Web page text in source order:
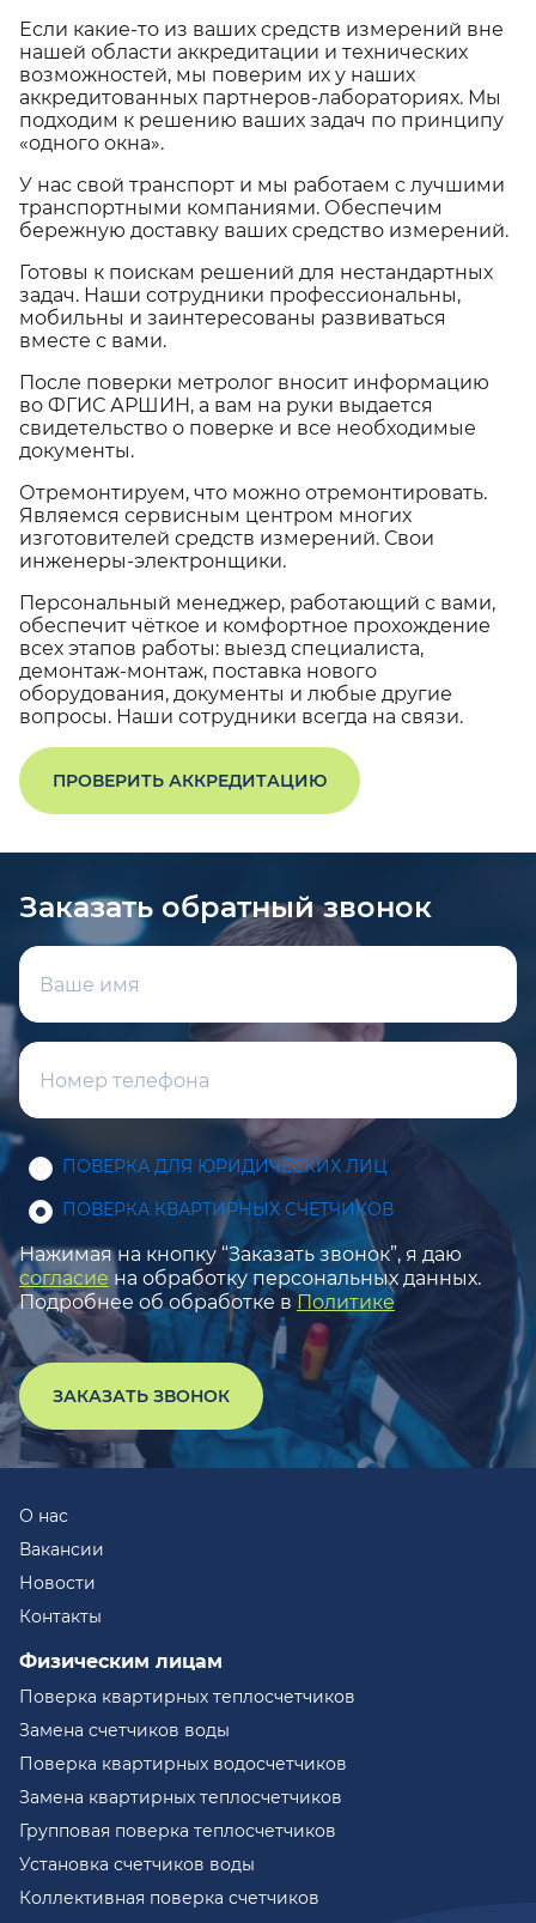
Если какие-то из ваших средств измерений вне
нашей области аккредитации и технических
возможностей, мы поверим их у наших
аккредитованных партнеров-лабораториях. Мы
подходим к решению ваших задач по принципу
«одного окна».
У нас свой транспорт и мы работаем с лучшими
транспортными компаниями. Обеспечим
бережную доставку ваших средство измерений.
Готовы к поискам решений для нестандартных
задач. Наши сотрудники профессиональны,
мобильны и заинтересованы развиваться
вместе с вами.
После поверки метролог вносит информацию
во ФГИС АРШИН, а вам на руки выдается
свидетельство о поверке и все необходимые
документы.
Отремонтируем, что можно отремонтировать.
Являемся сервисным центром многих
изготовителей средств измерений. Свои
инженеры-электронщики.
Персональный менеджер, работающий с вами,
обеспечит чёткое и комфортное прохождение
всех этапов работы: выезд специалиста,
демонтаж-монтаж, поставка нового
оборудования, документы и любые другие
вопросы. Наши сотрудники всегда на связи.
ПРОВЕРИТЬ АККРЕДИТАЦИЮ
Заказать обратный звонок
ПОВЕРКА ДЛЯ ЮРИДИЧЕСКИХ ЛИЦ
ПОВЕРКА КВАРТИРНЫХ СЧЕТЧИКОВ
Нажимая на кнопку “Заказать звонок”, я даю
согласие на обработку персональных данных.
Подробнее об обработке в Политике
ЗАКАЗАТЬ ЗВОНОК
О нас
Вакансии
Новости
Контакты
Физическим лицам
Поверка квартирных теплосчетчиков
Замена счетчиков воды
Поверка квартирных водосчетчиков
Замена квартирных теплосчетчиков
Групповая поверка теплосчетчиков
Установка счетчиков воды
Коллективная поверка счетчиков